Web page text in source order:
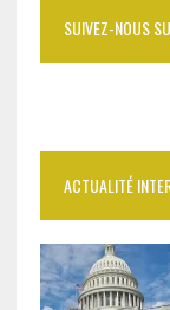
SUIVEZ-NOUS
ACTUALITÉ